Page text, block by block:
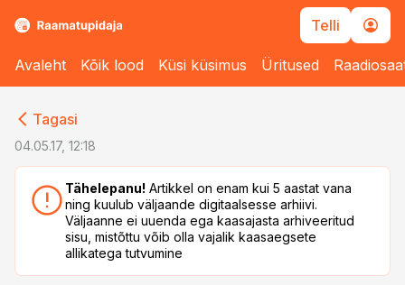
Telli
Avaleht Kõik lood Küsi küsimus Üritused
Tagasi
04.05.17, 12:18
Tähelepanu! Artikkel on enam kui 5 aastat vana
ning kuulub väljaande digitaalsesse arhiivi.
Väljaanne ei uuenda ega kaasajasta arhiveeritud
sisu, mistõttu võib olla vajalik kaasaegsete
allikatega tutvumine